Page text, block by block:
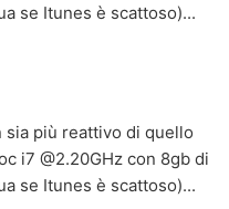
se Itunes è scattoso)...
sia più reattivo di quello
i7 @2.20GHz con 8gb di
se Itunes è scattoso)...